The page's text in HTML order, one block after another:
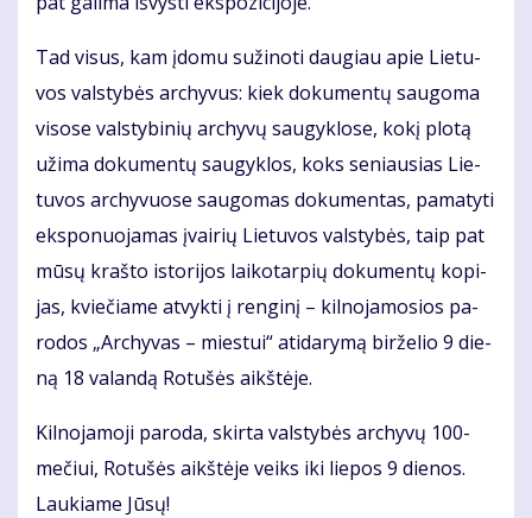
Tad vi­sus, kam įdo­mu su­ži­no­ti dau­giau apie Lie­tu­
vos vals­ty­bės ar­chy­vus: kiek do­ku­men­tų sau­go­ma
vi­so­se vals­ty­bi­nių ar­chy­vų sau­gyk­lo­se, ko­kį plo­tą
už­ima do­ku­men­tų sau­gyk­los, koks se­niau­sias Lie­
tu­vos ar­chy­vuo­se sau­go­mas do­ku­men­tas, pa­ma­ty­ti
eks­po­nuo­ja­mas įvai­rių Lie­tu­vos vals­ty­bės, taip pat
mū­sų kraš­to is­to­ri­jos lai­ko­tar­pių do­ku­men­tų ko­pi­
jas, kvie­čia­me at­vyk­ti į ren­gi­nį – kil­no­ja­mo­sios pa­
ro­dos „Ar­chy­vas – mies­tui“ ati­da­ry­mą bir­že­lio 9 die­
ną 18 va­lan­dą Ro­tu­šės aikš­tė­je.
Kil­no­ja­mo­ji pa­ro­da, skir­ta vals­ty­bės ar­chy­vų 100-
me­čiui, Ro­tu­šės aikš­tė­je veiks iki lie­pos 9 die­nos.
Lau­kia­me Jū­sų!